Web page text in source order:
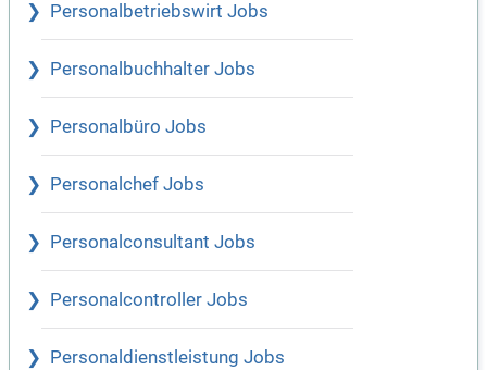
Personalbetriebswirt Jobs
Personalbuchhalter Jobs
Personalbüro Jobs
Personalchef Jobs
Personalconsultant Jobs
Personalcontroller Jobs
Personaldienstleistung Jobs